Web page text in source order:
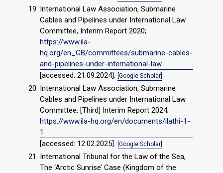
International Law Association, Submarine
Cables and Pipelines under International Law
Committee, Interim Report 2020;
https://www.ila-
hq.org/en_GB/committees/submarine-cables-
and-pipelines-under-international-law
[accessed: 21.09.2024]. [Google Scholar]
International Law Association, Submarine
Cables and Pipelines under International Law
Committee, [Third] Interim Report 2024;
https://www.ila-hq.org/en/documents/ilathi-1-
1
[accessed: 12.02.2025]. [Google Scholar]
International Tribunal for the Law of the Sea,
The ‘Arctic Sunrise’ Case (Kingdom of the